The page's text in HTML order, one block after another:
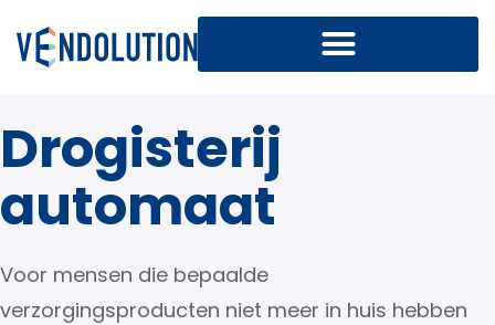
Drogisterij
automaat
Voor mensen die bepaalde
verzorgingsproducten niet meer in huis hebben